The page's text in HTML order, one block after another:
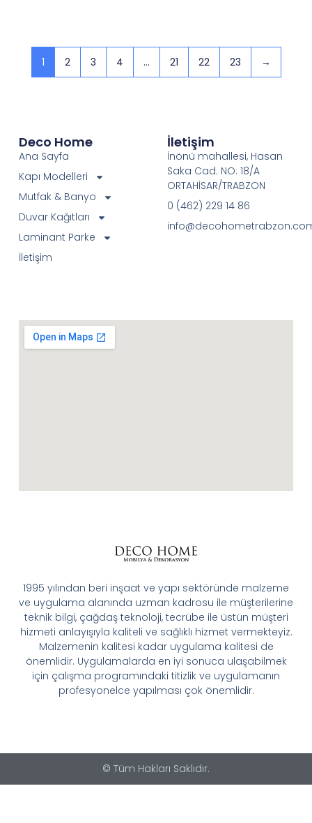
1 2 3 4 … 21 22 23 →
1995 yılından beri inşaat ve yapı sektöründe malzeme
ve uygulama alanında uzman kadrosu ile müşterilerine
teknik bilgi, çağdaş teknoloji, tecrübe ile üstün müşteri
hizmeti anlayışıyla kaliteli ve sağlıklı hizmet vermekteyiz.
Malzemenin kalitesi kadar uygulama kalitesi de
önemlidir. Uygulamalarda en iyi sonuca ulaşabilmek
için çalışma programındaki titizlik ve uygulamanın
profesyonelce yapılması çok önemlidir.
Deco Home
Ana Sayfa
Kapı Modelleri
Mutfak & Banyo
Duvar Kağıtları
Laminant Parke
İletişim
İletişim
İnönü mahallesi, Hasan
Saka Cad. NO: 18/A
ORTAHİSAR/TRABZON
0 (462) 229 14 86
© Tüm Hakları Saklıdır.